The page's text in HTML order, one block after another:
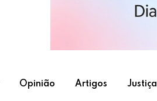
Opinião Artigos Justiça